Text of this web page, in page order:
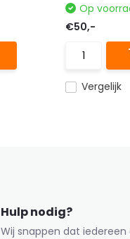
Vergelijk
Op
€50,-
Hulp nodig?
Wij snappen dat